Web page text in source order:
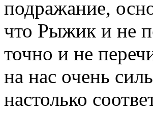
подражание,
что Рыжик и не
точно и не
на нас очень
настолько